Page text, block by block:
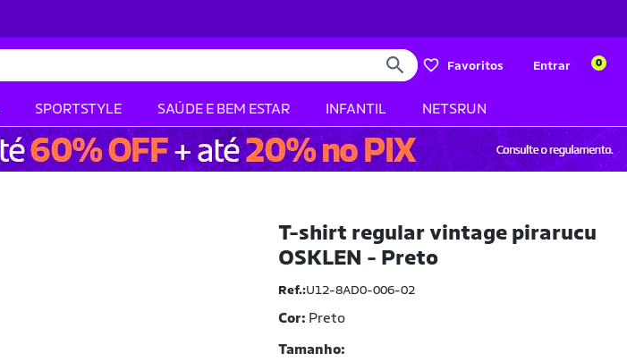
Favoritos Entrar 0
SPORTSTYLE SAÚDE E BEM ESTAR INFANTIL NETSRUN
T-shirt regular vintage pirarucu
OSKLEN - Preto
Ref.:U12-8AD0-006-02
Cor: Preto
Tamanho